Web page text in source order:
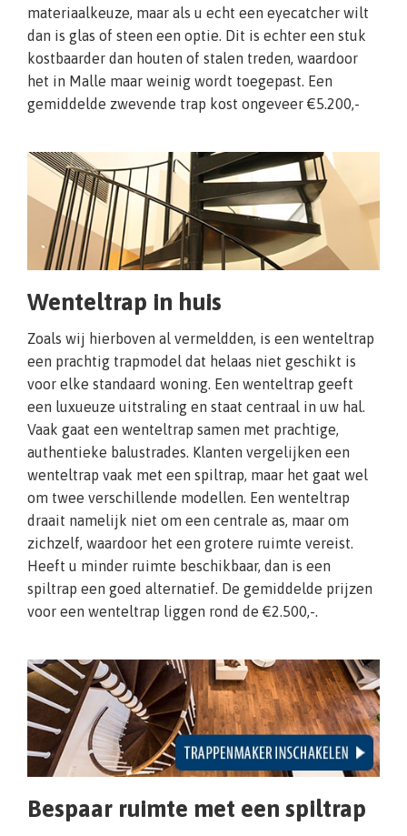
materiaalkeuze, maar als u echt een eyecatcher wilt
dan is glas of steen een optie. Dit is echter een stuk
kostbaarder dan houten of stalen treden, waardoor
het in Malle maar weinig wordt toegepast. Een
gemiddelde zwevende trap kost ongeveer €5.200,-
Wenteltrap in huis
Zoals wij hierboven al vermeldden, is een wenteltrap
een prachtig trapmodel dat helaas niet geschikt is
voor elke standaard woning. Een wenteltrap geeft
een luxueuze uitstraling en staat centraal in uw hal.
Vaak gaat een wenteltrap samen met prachtige,
authentieke balustrades. Klanten vergelijken een
wenteltrap vaak met een spiltrap, maar het gaat wel
om twee verschillende modellen. Een wenteltrap
draait namelijk niet om een centrale as, maar om
zichzelf, waardoor het een grotere ruimte vereist.
Heeft u minder ruimte beschikbaar, dan is een
spiltrap een goed alternatief. De gemiddelde prijzen
voor een wenteltrap liggen rond de €2.500,-.
Bespaar ruimte met een spiltrap